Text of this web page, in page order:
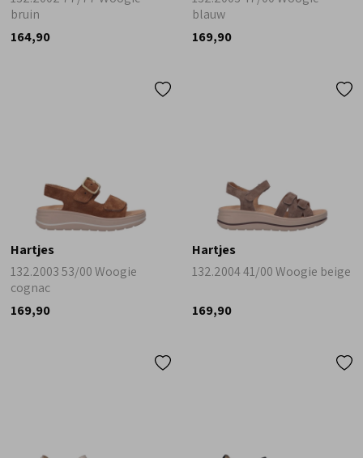
bruin
164,90
blauw
169,90
Hartjes
132.2003 53/00 Woogie
cognac
169,90
Hartjes
132.2004 41/00 Woogie beige
169,90